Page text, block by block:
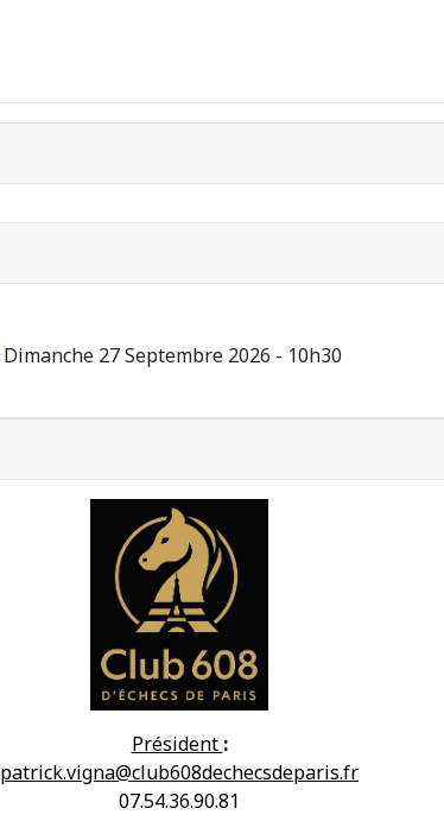
Dimanche 27 Septembre 2026 - 10h30
Président :
patrick.vigna@club608dechecsdeparis.fr
07.54.36.90.81